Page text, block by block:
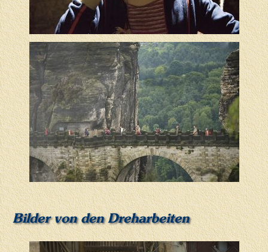
Bilder von den Dreharbeiten